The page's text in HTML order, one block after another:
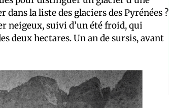
la liste des glaciers des Pyrénées ?
neigeux, suivi d’un été froid, qui
deux hectares. Un an de sursis, avant